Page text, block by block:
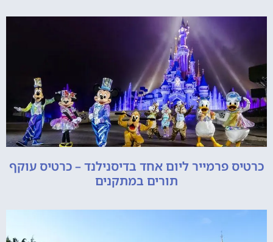
כרטיס פרמייר ליום אחד בדיסנילנד – כרטיס עוקף
תורים במתקנים